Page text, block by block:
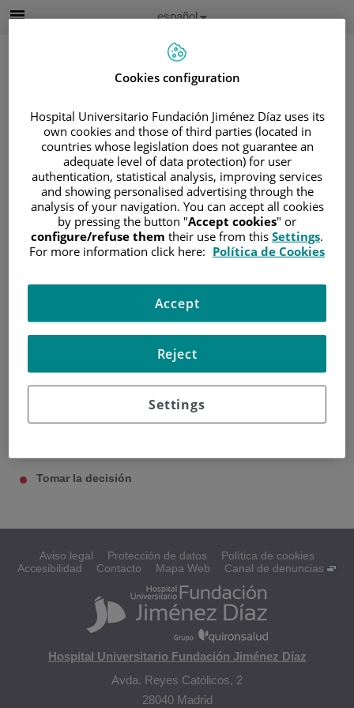
Buscar
Selector
de
idioma
Idioma
Español
Inicio/ÁREA DEL PACIENTE
/SOBRE EL CÁNCER
INFORMACIÓN Y SOPORTE AL PACIENTE
/INFORMACIÓN GENERAL/TRATAMIENTO
TRASPLANTE DE CÉLULAS MADRE Y
TRASPLANTE ALOGÉNICO
Trasplante alogénico
Tomar la decisión
Aviso legal Protección de datos
Política de cookies
Accesibilidad
Contacto Mapa Web Canal de denuncias
Hospital Universitario Fundación Jiménez Díaz
Avda. Reyes Católicos, 2
28040 Madrid
Cookies configuration
Hospital Universitario Fundación Jiménez Díaz uses its
own cookies and those of third parties (located in
countries whose legislation does not guarantee an
adequate level of data protection) for user
authentication, statistical analysis, improving services
and showing personalised advertising through the
analysis of your navigation. You can accept all cookies
by pressing the button "Accept cookies" or
configure/refuse them their use from this Settings.
For more information click here: Política de Cookies
Settings
Reject
Accept